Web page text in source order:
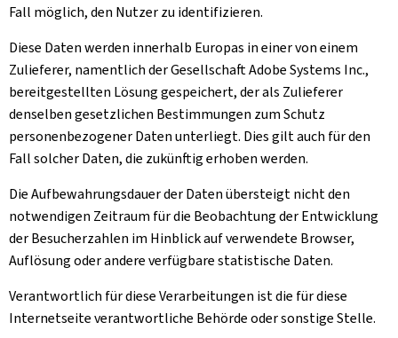
Fall möglich, den Nutzer zu identifizieren.
Diese Daten werden innerhalb Europas in einer von einem
Zulieferer, namentlich der Gesellschaft Adobe Systems Inc.,
bereitgestellten Lösung gespeichert, der als Zulieferer
denselben gesetzlichen Bestimmungen zum Schutz
personenbezogener Daten unterliegt. Dies gilt auch für den
Fall solcher Daten, die zukünftig erhoben werden.
Die Aufbewahrungsdauer der Daten übersteigt nicht den
notwendigen Zeitraum für die Beobachtung der Entwicklung
der Besucherzahlen im Hinblick auf verwendete Browser,
Auflösung oder andere verfügbare statistische Daten.
Verantwortlich für diese Verarbeitungen ist die für diese
Internetseite verantwortliche Behörde oder sonstige Stelle.